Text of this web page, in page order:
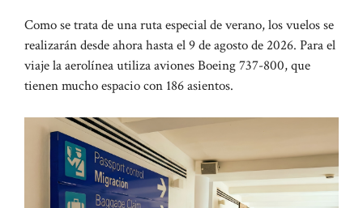
Como se trata de una ruta especial de verano, los vuelos se
realizarán desde ahora hasta el 9 de agosto de 2026. Para el
viaje la aerolínea utiliza aviones Boeing 737-800, que
tienen mucho espacio con 186 asientos.